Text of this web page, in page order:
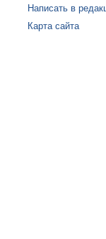
Написать в
Карта сайта